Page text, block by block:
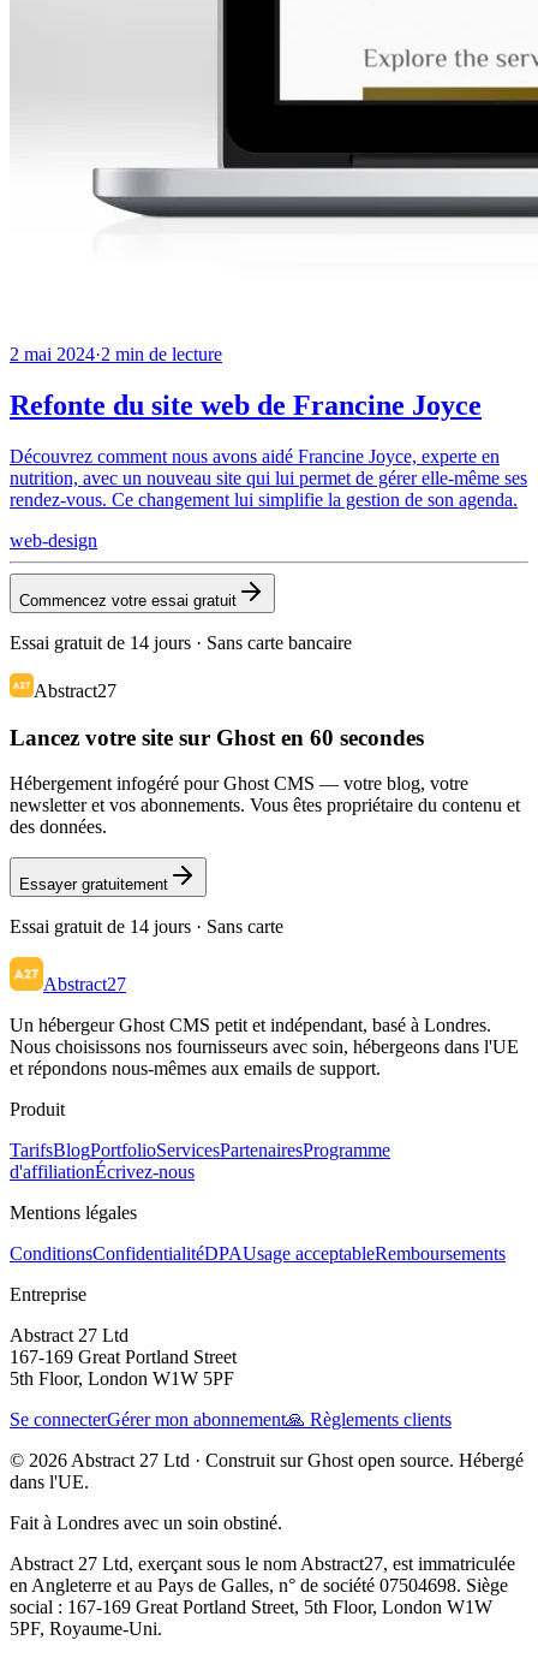
2 mai 2024·2 min de lecture
Refonte du site web de Francine Joyce
Découvrez comment nous avons aidé Francine Joyce, experte en
nutrition, avec un nouveau site qui lui permet de gérer elle-même ses
rendez-vous. Ce changement lui simplifie la gestion de son agenda.
web-design
Commencez votre essai gratuit
Essai gratuit de 14 jours · Sans carte bancaire
Abstract27
Lancez votre site sur Ghost en 60 secondes
Hébergement infogéré pour Ghost CMS — votre blog, votre
newsletter et vos abonnements. Vous êtes propriétaire du contenu et
des données.
Essayer gratuitement
Essai gratuit de 14 jours · Sans carte
Abstract27
Un hébergeur Ghost CMS petit et indépendant, basé à Londres.
Nous choisissons nos fournisseurs avec soin, hébergeons dans l'UE
et répondons nous-mêmes aux emails de support.
Produit
TarifsBlogPortfolioServicesPartenairesProgramme
d'affiliationÉcrivez-nous
Mentions légales
ConditionsConfidentialitéDPAUsage acceptableRemboursements
Entreprise
Abstract 27 Ltd
167-169 Great Portland Street
5th Floor, London W1W 5PF
Se connecterGérer mon abonnement🙏 Règlements clients
© 2026 Abstract 27 Ltd · Construit sur Ghost open source. Hébergé
dans l'UE.
Fait à Londres avec un soin obstiné.
Abstract 27 Ltd, exerçant sous le nom Abstract27, est immatriculée
en Angleterre et au Pays de Galles, n° de société 07504698. Siège
social : 167-169 Great Portland Street, 5th Floor, London W1W
5PF, Royaume-Uni.